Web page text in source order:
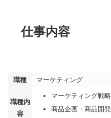
仕事内容
職種 マーケティング
職種内
容
マーケティング戦略
商品企画・商品開発